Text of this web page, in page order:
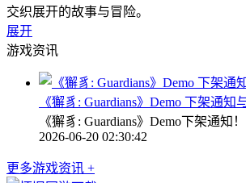
交织展开的故事与冒险。
展开
游戏资讯
《獬豸: Guardians》Demo 下架通知
《獬豸: Guardians》Demo下架通
2026-06-20 02:30:42
更多游戏资讯 +